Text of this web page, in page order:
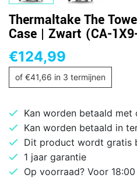
Thermaltake The
Case | Zwart (CA-
€124,99
of €41,66 in 3 termijnen
Kan worden betaald
Kan worden betaald in
Dit product wordt gratis
1 jaar garantie
Op voorraad? Voor